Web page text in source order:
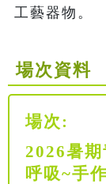
工藝器物。
場次資料
場次:
2026暑
呼吸~手